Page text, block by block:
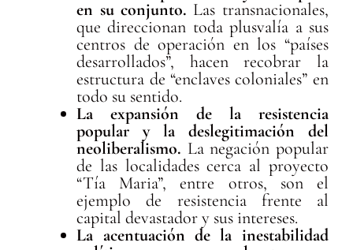
en su conjunto. Las transnacionales,
que direccionan toda plusvalía a sus
centros de operación en los “países
desarrollados”, hacen recobrar la
estructura de “enclaves coloniales” en
todo su sentido.
La expansión de la resistencia
popular y la deslegitimación del
neoliberalismo. La negación popular
de las localidades cerca al proyecto
“Tía Maria”, entre otros, son el
ejemplo de resistencia frente al
capital devastador y sus intereses.
La acentuación de la inestabilidad